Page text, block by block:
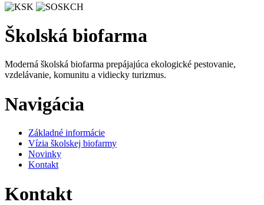
Školská biofarma
Moderná školská biofarma prepájajúca ekologické pestovanie,
vzdelávanie, komunitu a vidiecky turizmus.
Navigácia
Základné informácie
Vízia školskej biofarmy
Novinky
Kontakt
Kontakt